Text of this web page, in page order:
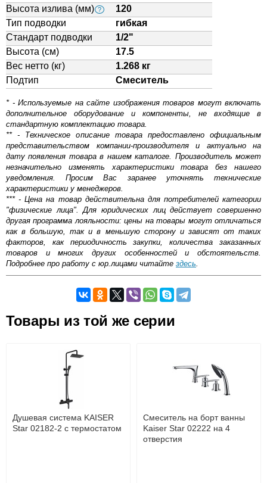
Высота излива (мм) ?
120
Тип подводки
гибкая
Стандарт подводки
1/2"
Высота (см)
17.5
Вес нетто (кг)
1.268 кг
Подтип
Смеситель
* - Используемые на сайте изображения товаров могут включать
дополнительное оборудование и компоненты, не входящие в
стандартную комплектацию товара.
** - Техническое описание товара предоставлено официальным
представительством компании-производителя и актуально на
дату появления товара в нашем каталоге. Производитель может
незначительно изменять характеристики товара без нашего
уведомления. Просим Вас заранее уточнять технические
характеристики у менеджеров.
*** - Цена на товар действительна для потребителей категории
"физические лица". Для юридических лиц действует совершенно
другая программа лояльности: цены на товары могут отличаться
как в большую, так и в меньшую сторону и зависят от таких
факторов, как периодичность закупки, количества заказанных
товаров и многих других особенностей и обстоятельств.
Подробнее про работу с юр.лицами читайте здесь.
Доставка сантехники по Москве и Московской области
Банковской картой на сайте в режиме реального
Банковской картой при получении товара как при
доставке, так и самовывозом
Интернет-деньгами (Yandex-деньги, Web-money,
Qiwi-кошельки и другие).
Безналичный расчёт (возможно и с НДС)
Товары из той же серии
Душевая система KAISER
Star 02182-2 с термостатом
Смеситель на борт ванны
Kaiser Star 02222 на 4
отверстия